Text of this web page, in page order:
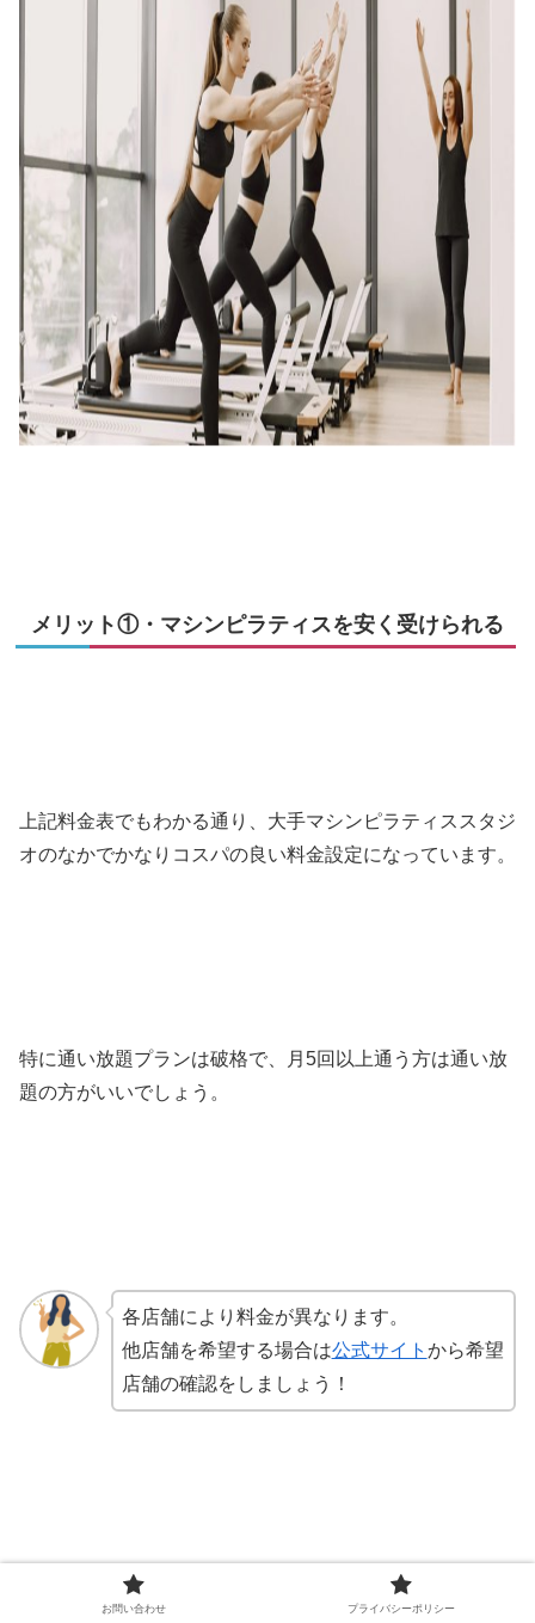
メリット①・マシンピラティスを安く受けられる
上記料金表でもわかる通り、大手マシンピラティススタジ
オのなかでかなりコスパの良い料金設定になっています。
特に通い放題プランは破格で、月5回以上通う方は通い放
題の方がいいでしょう。
各店舗により料金が異なります。
他店舗を希望する場合は公式サイト から希望
店舗の確認をしましょう！
お問い合わせ プライバシーポリシー